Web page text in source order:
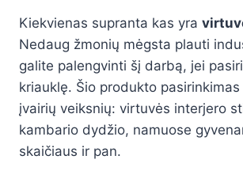
Kiekvienas supranta kas yra
Nedaug žmonių mėgsta plauti
galite palengvinti šį darbą, jei
kriauklę. Šio produkto
įvairių veiksnių: virtuvės interjero
kambario dydžio, namuose
skaičiaus ir pan.